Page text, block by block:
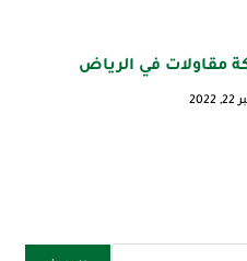
مقاولات في الرياض